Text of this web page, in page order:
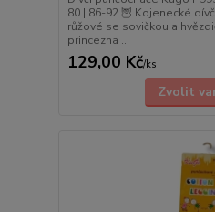
80 | 86-92 🦉 Kojenecké
růžové se sovičkou a
princezna ...
129,00 Kč/ks
Zvolit